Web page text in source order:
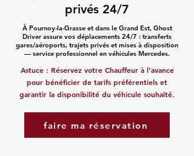
privés 24/7
À Pournoy-la-Grasse et dans le Grand Est, Ghost
Driver assure vos déplacements 24/7 : transferts
gares/aéroports, trajets privés et mises à disposition
— service professionnel en véhicules Mercedes.
Astuce : Réservez votre Chauffeur à l'avance
pour bénéficier de tarifs préférentiels et
garantir la disponibilité du véhicule souhaité.
faire ma réservation